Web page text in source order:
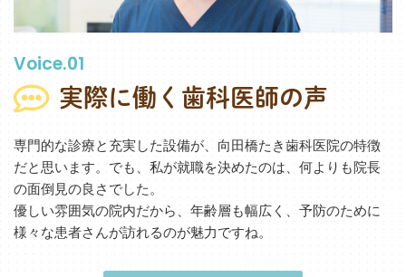
Voice.01
実際に働く歯科医師の声
専門的な診療と充実した設備が、向田橋たき歯科医院の特徴
だと思います。でも、私が就職を決めたのは、何よりも院長
の面倒見の良さでした。
優しい雰囲気の院内だから、年齢層も幅広く、予防のために
様々な患者さんが訪れるのが魅力ですね。